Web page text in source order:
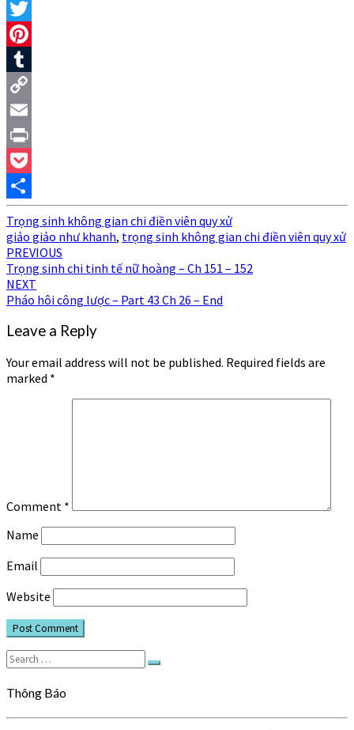
Facebook
Twitter
Pinterest
Tumblr
Copy
Link
Email
Print
Pocket
Share
Trọng sinh không gian chi điền viên quy xử
giảo giảo như khanh, trọng sinh không gian chi điền viên quy xử
Post
navigation
PREVIOUS
Trọng sinh chi tinh tế nữ hoàng – Ch 151 – 152
NEXT
Pháo hôi công lược – Part 43 Ch 26 – End
Leave a Reply
Your email address will not be published. Required fields are
marked *
Comment *
Name
Email
Website
Search
for:
Search
Thông Báo